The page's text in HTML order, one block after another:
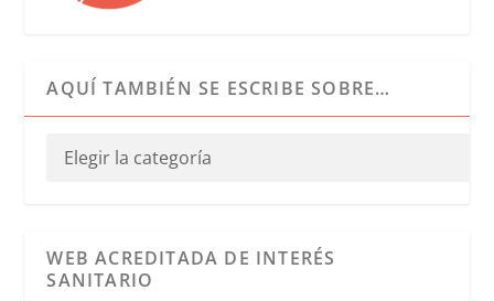
AQUÍ TAMBIÉN SE ESCRIBE SOBRE…
WEB ACREDITADA DE INTERÉS
SANITARIO